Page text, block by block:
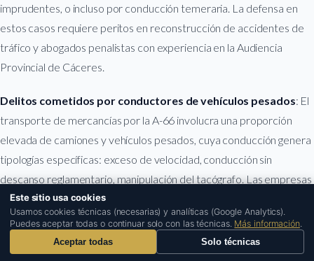
imprudentes, o incluso por conducción temeraria. La defensa en
estos casos requiere peritos en reconstrucción de accidentes de
tráfico y abogados penalistas con experiencia en la Audiencia
Provincial de Cáceres.
Delitos cometidos por conductores de vehículos pesados: El
transporte de mercancías por la A-66 involucra una proporción
elevada de camiones y vehículos pesados, cuya conducción genera
tipologías específicas: exceso de velocidad, conducción sin
descanso reglamentario, manipulación del tacógrafo. Las empresas
de transporte y los conductores de camión con procedimientos
penales en Cáceres requieren abogados con experiencia en el
sector del transporte y en la normativa del tacógrafo digital.
Este sitio usa cookies
Usamos cookies técnicas (necesarias) y analíticas (Google Analytics).
Puedes aceptar todas o continuar solo con las técnicas. Más información.
Aceptar todas
Solo técnicas